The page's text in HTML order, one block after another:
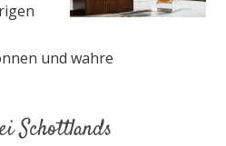
und wahre
Schottlands